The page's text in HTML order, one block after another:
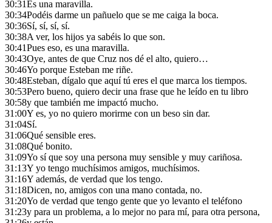
30:31Es una maravilla.
30:34Podéis darme un pañuelo que se me caiga la boca.
30:36Sí, sí, sí, sí.
30:38A ver, los hijos ya sabéis lo que son.
30:41Pues eso, es una maravilla.
30:43Oye, antes de que Cruz nos dé el alto, quiero…
30:46Yo porque Esteban me riñe.
30:48Esteban, dígalo que aquí tú eres el que marca los tiempos.
30:53Pero bueno, quiero decir una frase que he leído en tu libro
30:58y que también me impactó mucho.
31:00Y es, yo no quiero morirme con un beso sin dar.
31:04Sí.
31:06Qué sensible eres.
31:08Qué bonito.
31:09Yo sí que soy una persona muy sensible y muy cariñosa.
31:13Y yo tengo muchísimos amigos, muchísimos.
31:16Y además, de verdad que los tengo.
31:18Dicen, no, amigos con una mano contada, no.
31:20Yo de verdad que tengo gente que yo levanto el teléfono
31:23y para un problema, a lo mejor no para mí, para otra persona,